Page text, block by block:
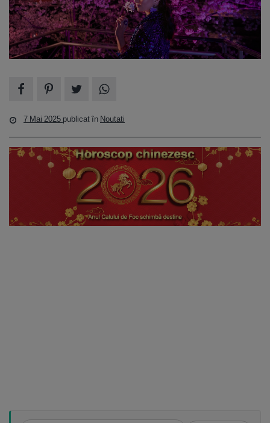
7 Mai 2025 publicat în Noutati